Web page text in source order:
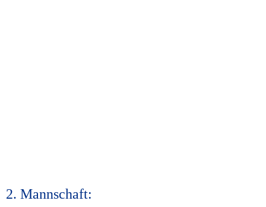
2. Mannschaft: